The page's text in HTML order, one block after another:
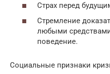
Страх перед
Стремление
любыми
поведение.
Социальные признаки